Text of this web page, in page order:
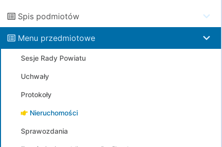
Spis podmiotów
Menu przedmiotowe
Sesje Rady Powiatu
Uchwały
Protokoły
Nieruchomości
Sprawozdania